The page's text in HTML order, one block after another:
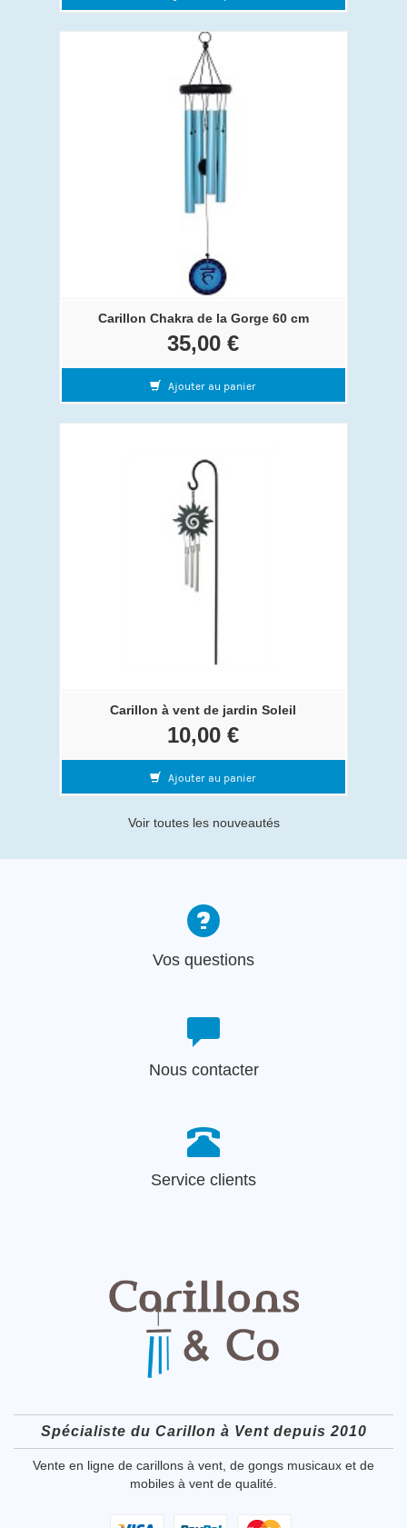
Carillon Chakra de la Gorge 60 cm
35,00 €
Ajouter au panier
Carillon à vent de jardin Soleil
10,00 €
Ajouter au panier
Voir toutes les nouveautés
Vos questions
Nous contacter
Service clients
Spécialiste du Carillon à Vent depuis 2010
Vente en ligne de carillons à vent, de gongs musicaux et de
mobiles à vent de qualité.